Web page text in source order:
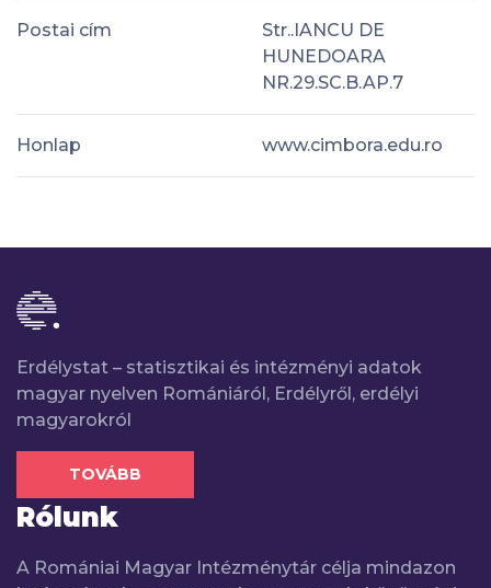
Postai cím
Str..IANCU DE
HUNEDOARA
NR.29.SC.B.AP.7
Honlap www.cimbora.edu.ro
Erdélystat – statisztikai és intézményi adatok
magyar nyelven Romániáról, Erdélyről, erdélyi
magyarokról
TOVÁBB
Rólunk
A Romániai Magyar Intézménytár célja mindazon